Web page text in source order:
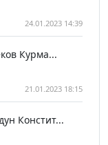
24.01.2023 14:39
Курма...
21.01.2023 18:15
Констит...